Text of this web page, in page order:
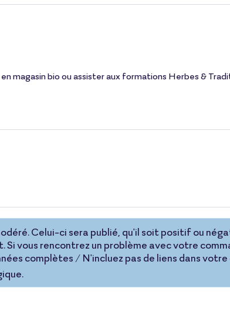
magasin bio ou assister aux formations Herbes &
Celui-ci sera publié, qu'il soit positif ou
vous rencontrez un problème avec votre
complètes / N'incluez pas de liens dans